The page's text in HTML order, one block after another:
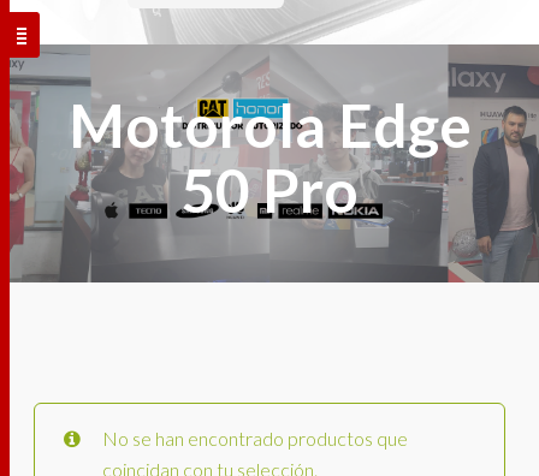
Motorola Edge
50 Pro
No se han encontrado productos que
coincidan con tu selección.